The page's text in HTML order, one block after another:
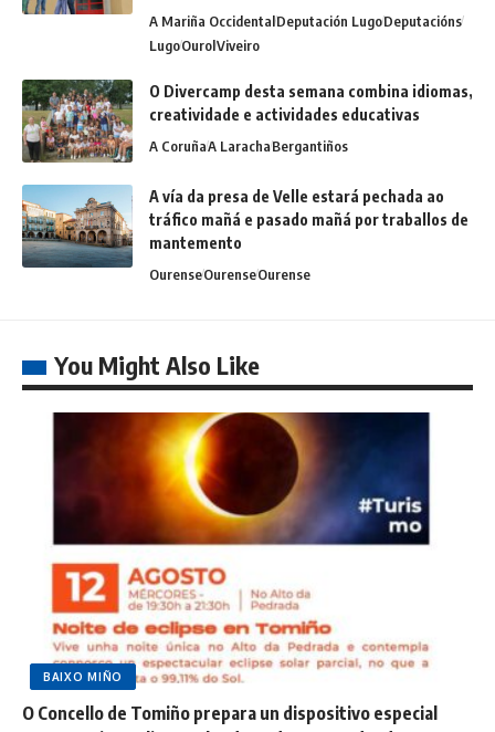
A Mariña OccidentalDeputación LugoDeputacións
LugoOurolViveiro
O Divercamp desta semana combina idiomas,
creatividade e actividades educativas
A CoruñaA LarachaBergantiños
A vía da presa de Velle estará pechada ao
tráfico mañá e pasado mañá por traballos de
mantemento
OurenseOurenseOurense
You Might Also Like
BAIXO MIÑO
O Concello de Tomiño prepara un dispositivo especial